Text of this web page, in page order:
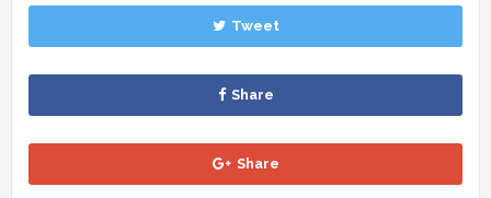
Tweet
Share
Share